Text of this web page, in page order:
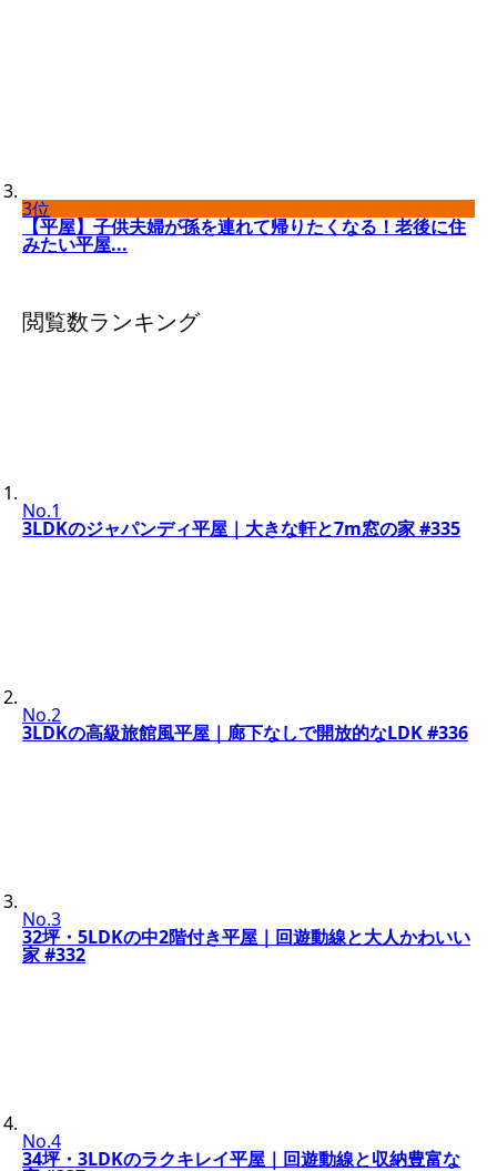
3位
【平屋】子供夫婦が孫を連れて帰りたくなる！老後に住
みたい平屋...
閲覧数ランキング
No.1
3LDKのジャパンディ平屋｜大きな軒と7m窓の家 #335
No.2
3LDKの高級旅館風平屋｜廊下なしで開放的なLDK #336
No.3
32坪・5LDKの中2階付き平屋｜回遊動線と大人かわいい
家 #332
No.4
34坪・3LDKのラクキレイ平屋｜回遊動線と収納豊富な